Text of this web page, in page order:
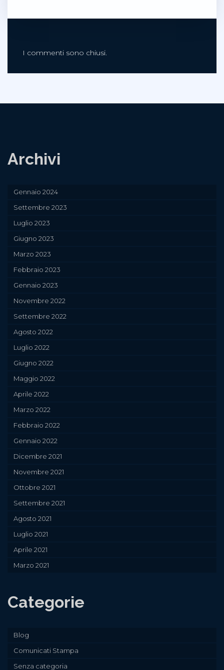
I commenti sono chiusi.
Archivi
Gennaio 2024
Settembre 2023
Luglio 2023
Giugno 2023
Marzo 2023
Febbraio 2023
Gennaio 2023
Novembre 2022
Settembre 2022
Agosto 2022
Luglio 2022
Giugno 2022
Maggio 2022
Aprile 2022
Marzo 2022
Febbraio 2022
Gennaio 2022
Dicembre 2021
Novembre 2021
Ottobre 2021
Settembre 2021
Agosto 2021
Luglio 2021
Aprile 2021
Marzo 2021
Categorie
Blog
Comunicati Stampa
Senza categoria